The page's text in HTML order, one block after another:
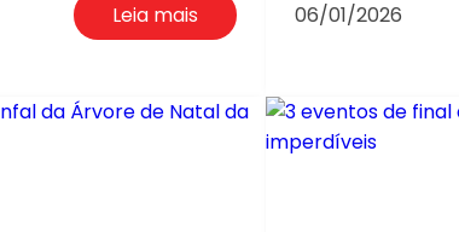
Leia mais 06/01/2026